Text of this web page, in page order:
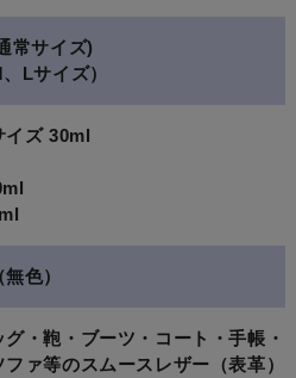
常サイズ)
Lサイズ）
イズ 30ml
色）
・鞄・ブーツ・コート・手帳・
ァ等のスムースレザー（表革）